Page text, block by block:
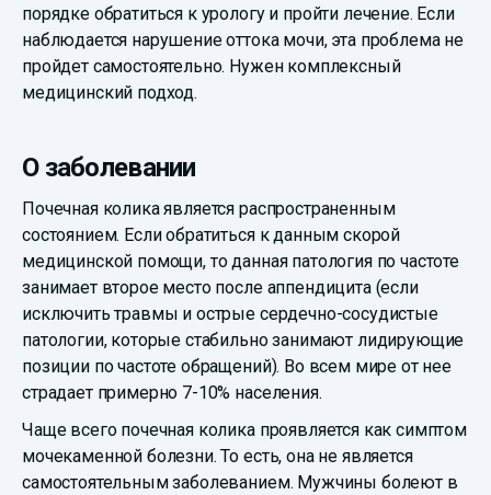
порядке обратиться к урологу и пройти лечение. Если
наблюдается нарушение оттока мочи, эта проблема не
пройдет самостоятельно. Нужен комплексный
медицинский подход.
О заболевании
Почечная колика является распространенным
состоянием. Если обратиться к данным скорой
медицинской помощи, то данная патология по частоте
занимает второе место после аппендицита (если
исключить травмы и острые сердечно-сосудистые
патологии, которые стабильно занимают лидирующие
позиции по частоте обращений). Во всем мире от нее
страдает примерно 7-10% населения.
Чаще всего почечная колика проявляется как симптом
мочекаменной болезни. То есть, она не является
самостоятельным заболеванием. Мужчины болеют в